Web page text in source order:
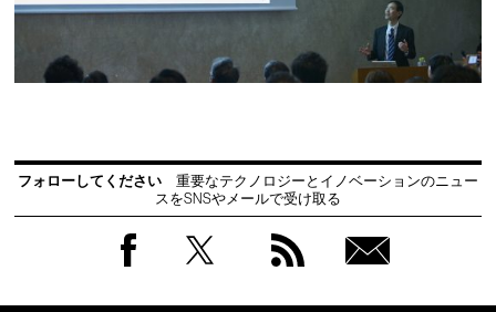
フォローしてください
重要なテクノロジーとイノベーションのニュー
スをSNSやメールで受け取る